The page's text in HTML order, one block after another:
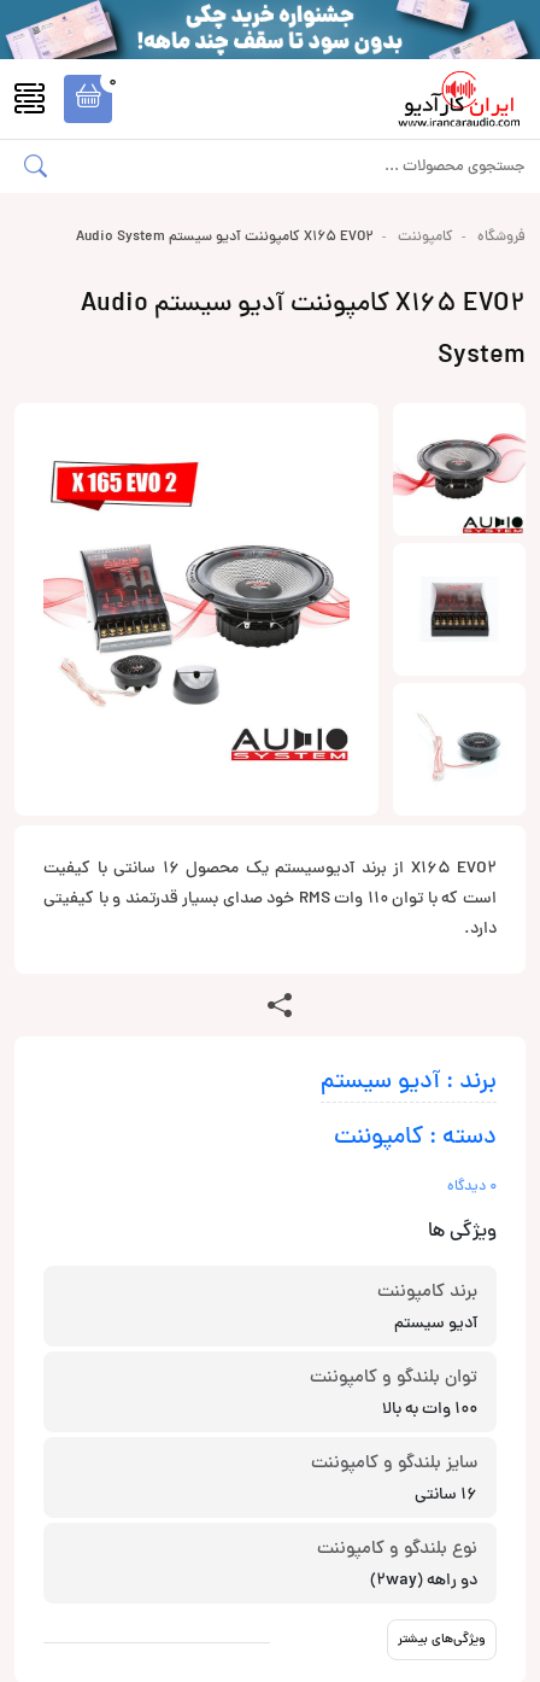
0
فروشگاه کامپوننت X165 EVO2 کامپوننت آدیو سیستم Audio System
X165 EVO2 کامپوننت آدیو سیستم Audio
System
X165 EVO2 از برند آدیوسیستم یک محصول 16 سانتی با کیفیت
است که با توان 110 وات RMS خود صدای بسیار قدرتمند و با کیفیتی
دارد.
برند : آدیو سیستم
دسته : کامپوننت
0 دیدگاه
ویژگی ها
برند کامپوننت
آدیو سیستم
توان بلندگو و کامپوننت
100 وات به بالا
سایز بلندگو و کامپوننت
16 سانتی
نوع بلندگو و کامپوننت
دو راهه (2way)
ویژگی‌های بیشتر